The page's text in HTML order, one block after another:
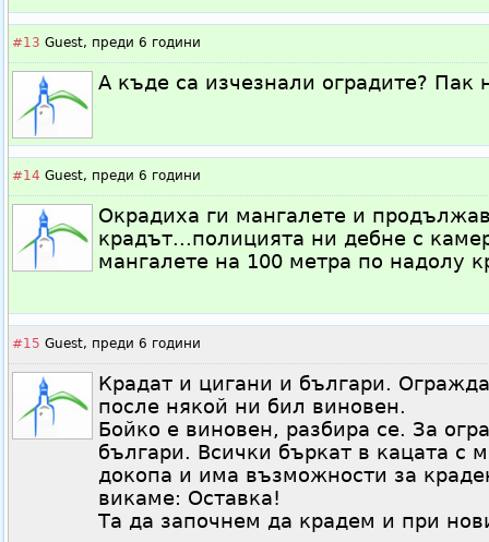
#13 Guest, преди 6 години
А къде са изчезнали оградите? Пак
#14 Guest, преди 6 години
Окрадиха ги мангалете и
крадът...полицията ни дебне с
мангалете на 100 метра по надолу
#15 Guest, преди 6 години
Крадат и цигани и българи.
после някой ни бил виновен.
Бойко е виновен, разбира се. За
българи. Всички бъркат в кацата с
докопа и има възможности за
викаме: Оставка!
Та да започнем да крадем и при